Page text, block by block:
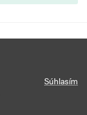
Súhlasím